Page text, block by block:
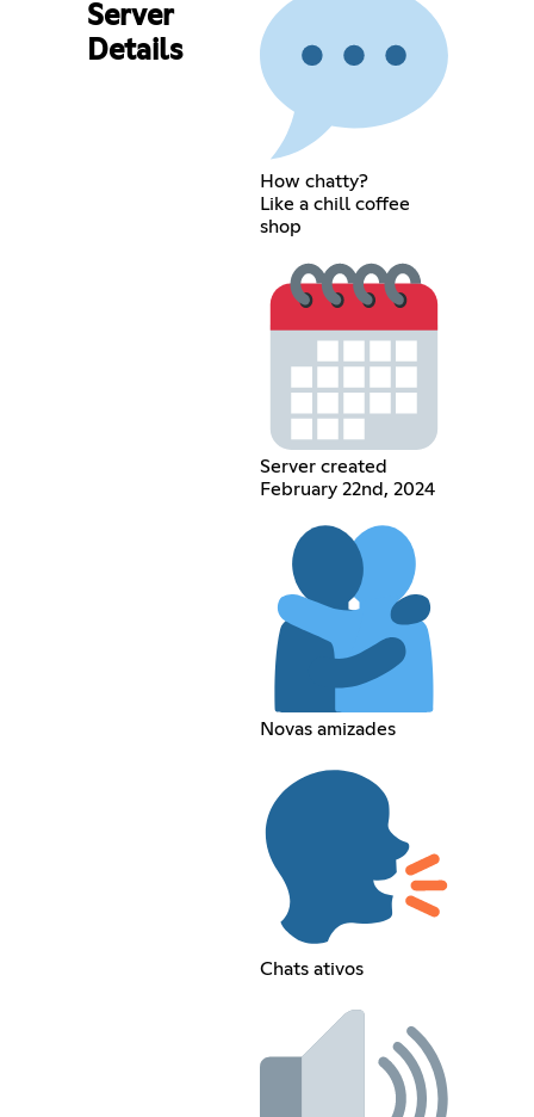
Server
Details
How chatty?
Like a chill coffee
shop
Server created
February 22nd, 2024
Novas amizades
Chats ativos